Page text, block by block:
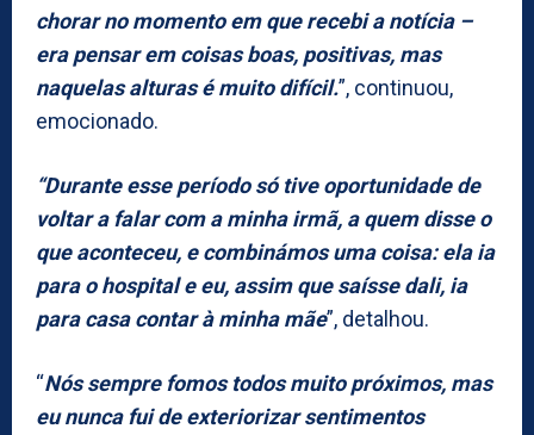
chorar no momento em que recebi a notícia –
era pensar em coisas boas, positivas, mas
naquelas alturas é muito difícil.”, continuou,
emocionado.
“Durante esse período só tive oportunidade de
voltar a falar com a minha irmã, a quem disse o
que aconteceu, e combinámos uma coisa: ela ia
para o hospital e eu, assim que saísse dali, ia
para casa contar à minha mãe”, detalhou.
“Nós sempre fomos todos muito próximos, mas
eu nunca fui de exteriorizar sentimentos